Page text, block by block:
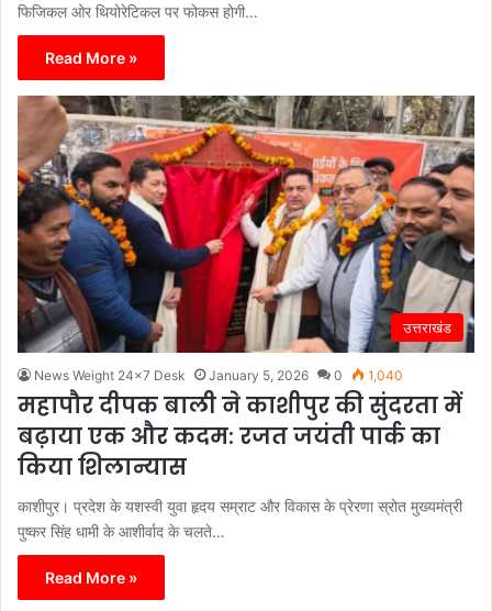
फिजिकल ओर थियोरेटिकल पर फोकस होगी…
Read More »
उत्तराखंड
News Weight 24x7 Desk January 5, 2026 0 1,040
महापौर दीपक बाली ने काशीपुर की सुंदरता में
बढ़ाया एक और कदम: रजत जयंती पार्क का
किया शिलान्यास
काशीपुर। प्रदेश के यशस्वी युवा हृदय सम्राट और विकास के प्रेरणा स्रोत मुख्यमंत्री
पुष्कर सिंह धामी के आशीर्वाद के चलते…
Read More »